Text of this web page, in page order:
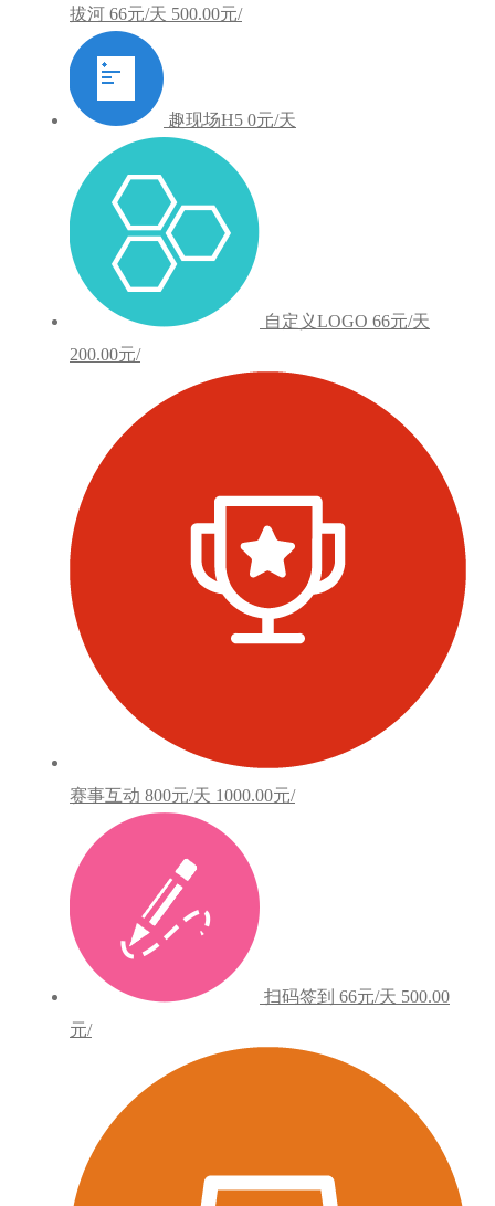
拔河 66元/天 500.00元/
趣现场H5 0元/天
自定义LOGO 66元/天
200.00元/
赛事互动 800元/天 1000.00元/
扫码签到 66元/天 500.00
元/